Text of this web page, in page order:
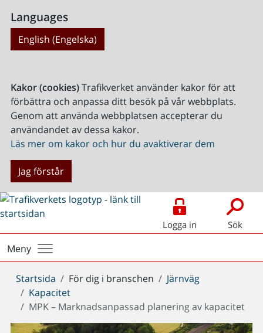
Languages
English (Engelska)
Kakor (cookies)Trafikverket använder kakor för att
förbättra och anpassa ditt besök på vår webbplats.
Genom att använda webbplatsen accepterar du
användandet av dessa kakor.
Läs mer om kakor och hur du avaktiverar dem
Jag förstår
Logga in Sök
Meny
Du
är
här:
Startsida För dig i branschen
Järnväg
Kapacitet
MPK – Marknadsanpassad planering av kapacitet